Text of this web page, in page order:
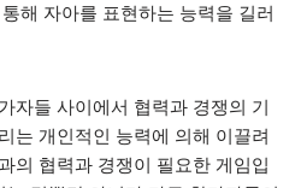
해 자아를 표현하는 능력을 길러
자들 사이에서 협력과 경쟁의 기
는 개인적인 능력에 의해 이끌려
의 협력과 경쟁이 필요한 게임입